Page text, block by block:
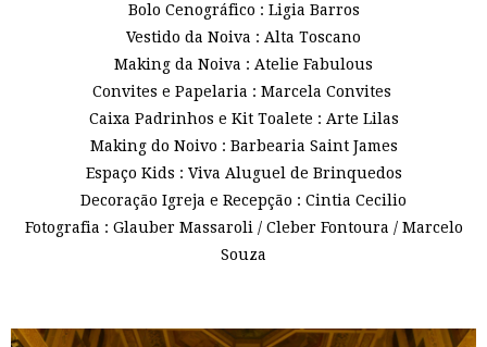
Bolo Cenográfico : Ligia Barros
Vestido da Noiva : Alta Toscano
Making da Noiva : Atelie Fabulous
Convites e Papelaria : Marcela Convites
Caixa Padrinhos e Kit Toalete : Arte Lilas
Making do Noivo : Barbearia Saint James
Espaço Kids : Viva Aluguel de Brinquedos
Decoração Igreja e Recepção : Cintia Cecilio
Fotografia : Glauber Massaroli / Cleber Fontoura / Marcelo
Souza